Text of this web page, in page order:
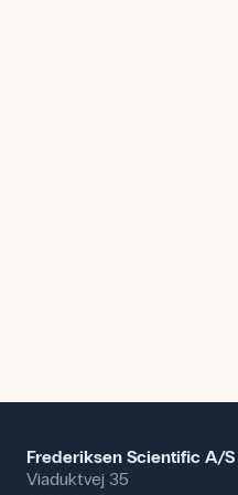
Frederiksen Scientific A/S
Viaduktvej 35